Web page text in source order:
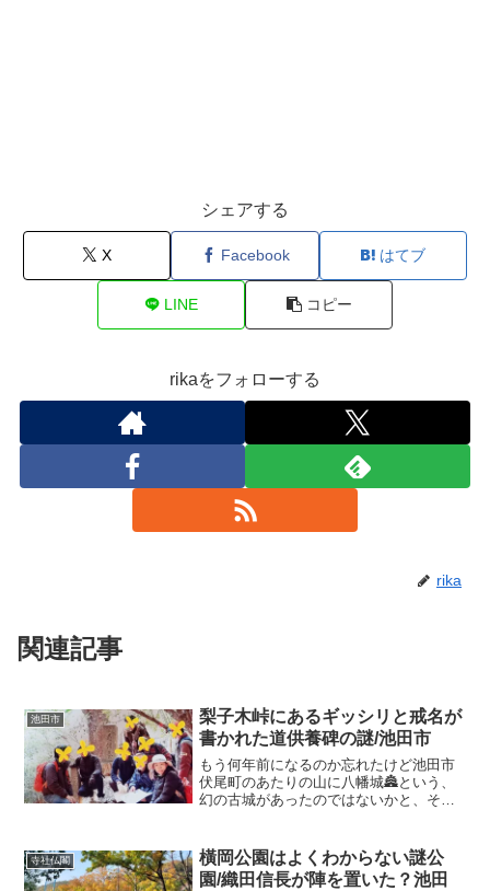
シェアする
X Facebook はてブ
LINE コピー
rikaをフォローする
rika
関連記事
池田市
梨子木峠にあるギッシリと戒名が
書かれた道供養碑の謎/池田市
もう何年前になるのか忘れたけど池田市
伏尾町のあたりの山に八幡城🏯という、
幻の古城があったのではないかと、そう
加し、道もないような山の中をあっちこ
っち歩きまわり転んで正座...
寺社仏閣
橫岡公園はよくわからない謎公
園/織田信長が陣を置いた？池田